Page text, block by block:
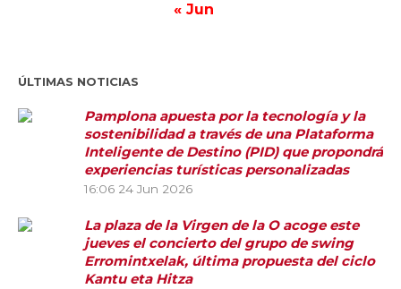
« Jun
ÚLTIMAS NOTICIAS
Pamplona apuesta por la tecnología y la
sostenibilidad a través de una Plataforma
Inteligente de Destino (PID) que propondrá
experiencias turísticas personalizadas
16:06 24 Jun 2026
La plaza de la Virgen de la O acoge este
jueves el concierto del grupo de swing
Erromintxelak, última propuesta del ciclo
Kantu eta Hitza